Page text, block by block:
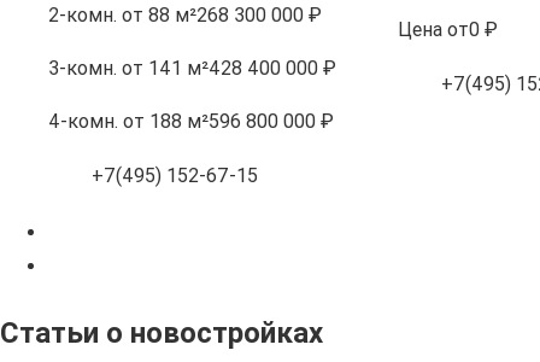
2-комн. от 88 м²268 300 000 ₽
3-комн. от 141 м²428 400 000 ₽
4-комн. от 188 м²596 800 000 ₽
+7(495) 152-67-15
Цена от0 ₽
+7(495)
Статьи о новостройках